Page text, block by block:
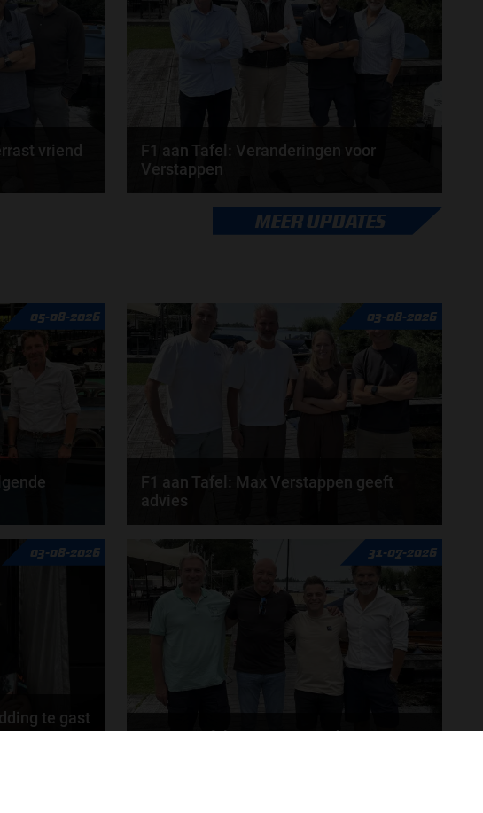
de redactie van Grand Prix Radio
vriend
F1 aan Tafel: Veranderingen voor
Verstappen
Veranderingen aanstaande voor Max Verstappen en
Red Bull. McLaren en Aston Martin komen met
MEER UPDATES
05-08-2026
Wat is er
En hoe...
03-08-2026
F1 aan Tafel: Max Verstappen geeft
advies
Max Verstappen adviseert Red Bull. Gaat George
Russell weg bij Mercedes? En moet de budgetcap...
door de redactie van Grand Prix Radio
03-08-2026
te gast
31-07-2026
F1 aan Tafel: De meerwaarde van Max